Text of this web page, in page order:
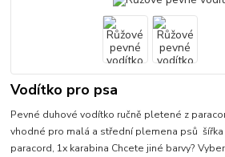
Vodítko pro psa
Pevné duhové vodítko ručně pletené z
vhodné pro malá a střední plemena psů
paracord, 1x karabina Chcete jiné barvy?